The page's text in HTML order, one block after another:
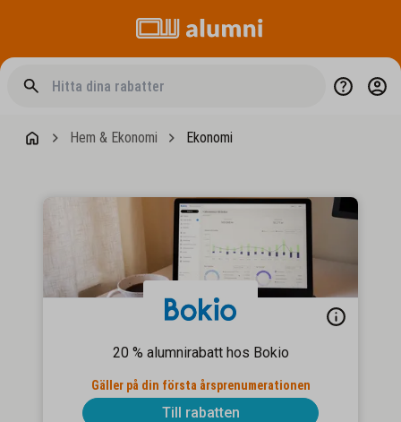
Hem & Ekonomi Ekonomi
20 % alumnirabatt hos Bokio
Gäller på din första årsprenumerationen
Till rabatten